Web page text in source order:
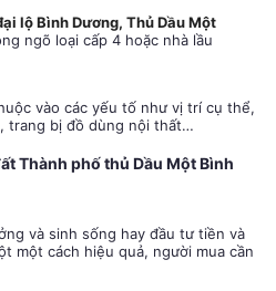
lộ Bình Dương, Thủ Dầu Một
ngõ loại cấp 4 hoặc nhà lầu
vào các yếu tố như vị trí cụ thể,
trang bị đồ dùng nội thất…
Thành phố thủ Dầu Một Bình
và sinh sống hay đầu tư tiền và
một cách hiệu quả, người mua cần